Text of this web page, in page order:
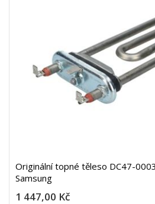
Originální topné těleso DC47-
Samsung
1 447,00 Kč